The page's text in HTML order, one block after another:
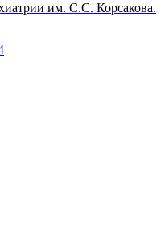
им. С.С. Корсакова.